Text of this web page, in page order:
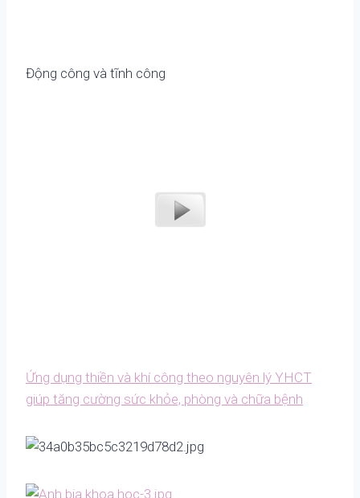
Động công và tĩnh công
Ứng dụng thiền và khí công theo nguyên lý YHCT
giúp tăng cường sức khỏe, phòng và chữa bệnh